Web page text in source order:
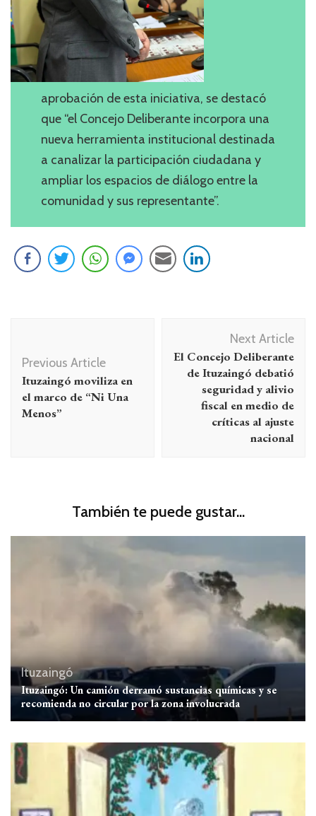
aprobación de esta iniciativa, se destacó
que “el Concejo Deliberante incorpora una
nueva herramienta institucional destinada
a canalizar la participación ciudadana y
ampliar los espacios de diálogo entre la
comunidad y sus representante”.
entradas
Previous Article
Ituzaingó moviliza en
el marco de “Ni Una
Menos”
Next Article
El Concejo Deliberante
de Ituzaingó debatió
seguridad y alivio
fiscal en medio de
críticas al ajuste
nacional
También te puede gustar...
Ituzaingó
Ituzaingó: Un camión derramó sustancias químicas y se
recomienda no circular por la zona involucrada